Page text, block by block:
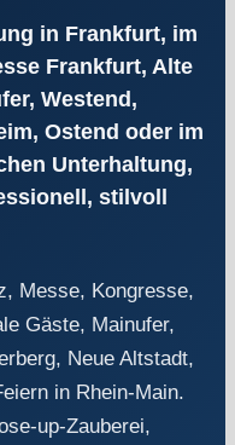
in Frankfurt, im
Frankfurt, Alte
Westend,
Ostend oder im
Unterhaltung,
stilvoll
Messe, Kongresse,
Gäste, Mainufer,
Neue Altstadt,
in Rhein-Main.
up-Zauberei,